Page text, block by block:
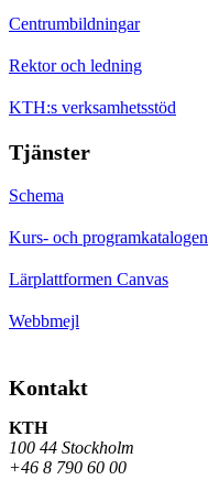
Centrumbildningar
Rektor och ledning
KTH:s verksamhetsstöd
Tjänster
Schema
Kurs- och programkatalogen
Lärplattformen Canvas
Webbmejl
Kontakt
KTH
100 44 Stockholm
+46 8 790 60 00